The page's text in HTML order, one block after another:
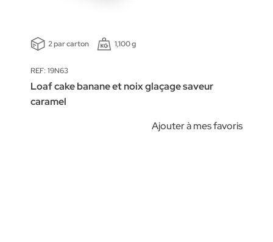
2 par carton 1,100 g
REF: 19N63
Loaf cake banane et noix glaçage saveur
caramel
Ajouter à mes favoris